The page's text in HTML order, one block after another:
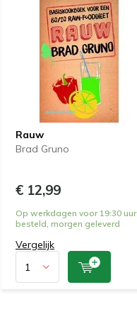
Rauw
Brad Gruno
€ 12,99
Op werkdagen voor 19:30 uur
besteld, morgen geleverd
Vergelijk